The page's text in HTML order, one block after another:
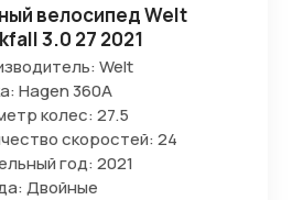
велосипед Welt
3.0 27 2021
Welt
Hagen 360A
колес: 27.5
скоростей: 24
год: 2021
Двойные